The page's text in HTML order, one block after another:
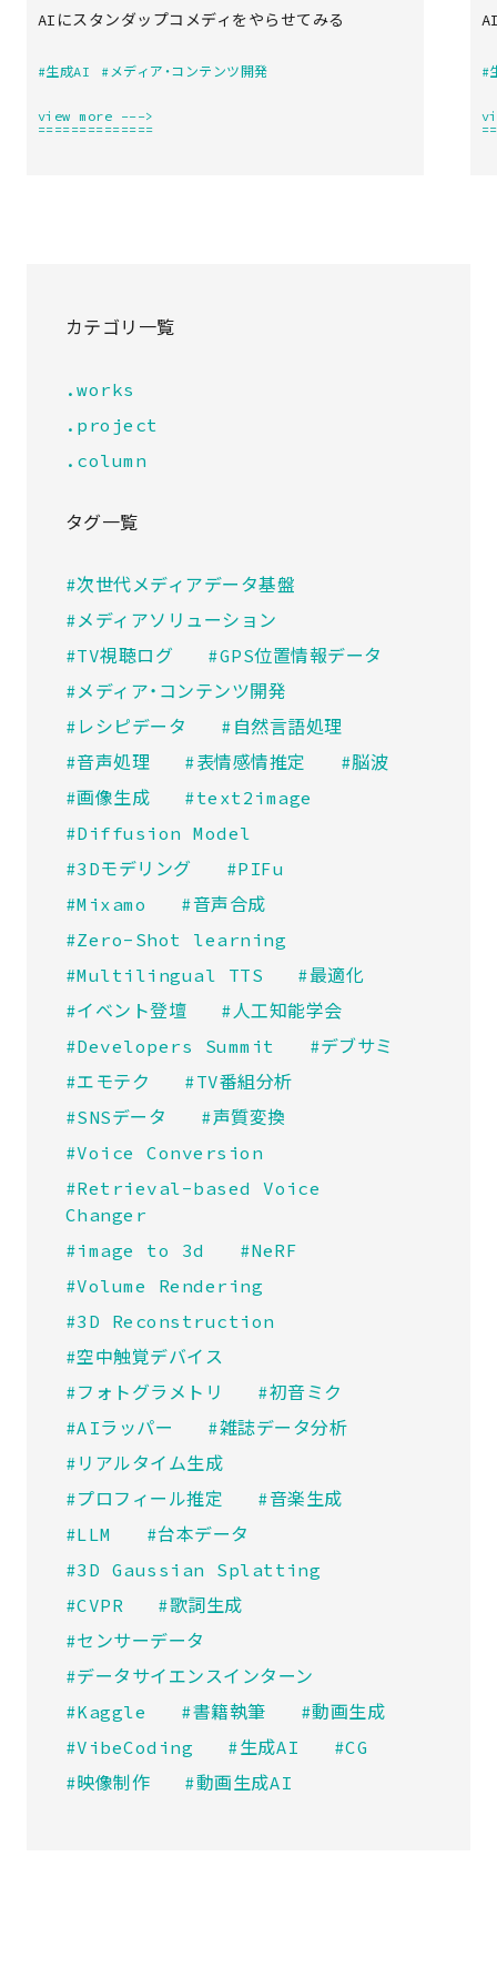
AIにスタンダップコメディをやらせてみる
#生成AI #メディア・コンテンツ開発
view more --->
==============
#
カテゴリ一覧
.works
.project
.column
タグ一覧
#次世代メディアデータ基盤
#メディアソリューション
#TV視聴ログ
#GPS位置情報データ
#メディア・コンテンツ開発
#レシピデータ
#自然言語処理
#音声処理
#表情感情推定
#脳波
#画像生成
#text2image
#Diffusion Model
#3Dモデリング
#PIFu
#Mixamo
#音声合成
#Zero-Shot learning
#Multilingual TTS
#最適化
#イベント登壇
#人工知能学会
#Developers Summit
#デブサミ
#エモテク
#TV番組分析
#SNSデータ
#声質変換
#Voice Conversion
#Retrieval-based Voice
Changer
#image to 3d
#NeRF
#Volume Rendering
#3D Reconstruction
#空中触覚デバイス
#フォトグラメトリ
#初音ミク
#AIラッパー
#雑誌データ分析
#リアルタイム生成
#プロフィール推定
#音楽生成
#LLM
#台本データ
#3D Gaussian Splatting
#CVPR
#歌詞生成
#センサーデータ
#データサイエンスインターン
#Kaggle
#書籍執筆
#動画生成
#VibeCoding
#生成AI
#CG
#映像制作
#動画生成AI